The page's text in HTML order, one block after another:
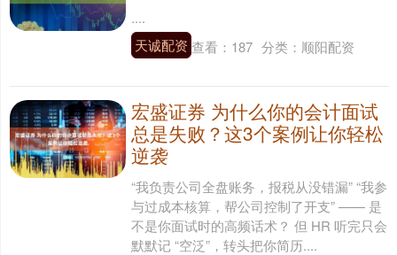
....
天诚配资 查看： 187 分类： 顺阳配资
宏盛证券 为什么你的会计面试
总是失败？这3个案例让你轻松
逆袭
“我负责公司全盘账务，报税从没错漏” “我参
与过成本核算，帮公司控制了开支” —— 是
不是你面试时的高频话术？ 但 HR 听完只会
默默记 “空泛”，转头把你简历....